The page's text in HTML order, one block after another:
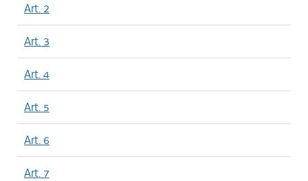
Art. 2
Art. 3
Art. 4
Art. 5
Art. 6
Art. 7